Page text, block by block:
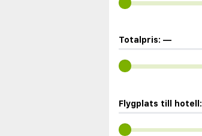
Totalpris: —
Flygplats till hotell: